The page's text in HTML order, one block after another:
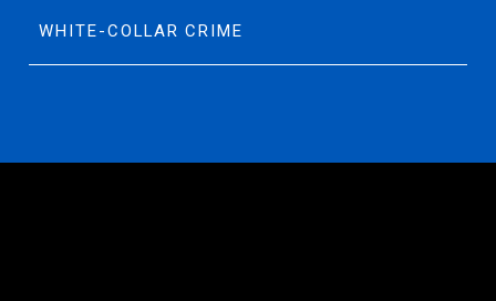
WHITE-COLLAR CRIME